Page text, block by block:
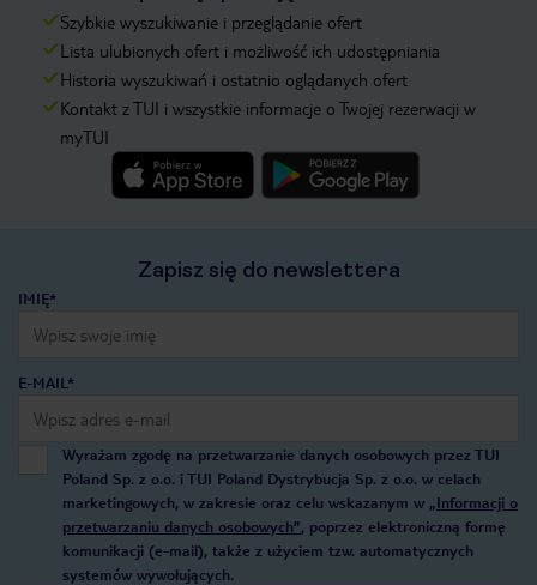
Szybkie wyszukiwanie i przeglądanie ofert
Lista ulubionych ofert i możliwość ich udostępniania
Historia wyszukiwań i ostatnio oglądanych ofert
Kontakt z TUI i wszystkie informacje o Twojej rezerwacji w
myTUI
Zapisz się do newslettera
IMIĘ*
E-MAIL*
Wyrażam zgodę na przetwarzanie danych osobowych przez TUI
Poland Sp. z o.o. i TUI Poland Dystrybucja Sp. z o.o. w celach
marketingowych, w zakresie oraz celu wskazanym w „Informacji o
przetwarzaniu danych osobowych”, poprzez elektroniczną formę
komunikacji (e-mail), także z użyciem tzw. automatycznych
systemów wywołujących.